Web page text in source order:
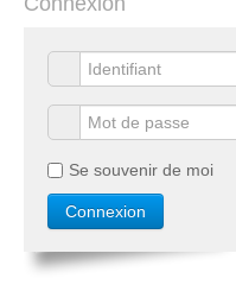
Se souvenir de moi